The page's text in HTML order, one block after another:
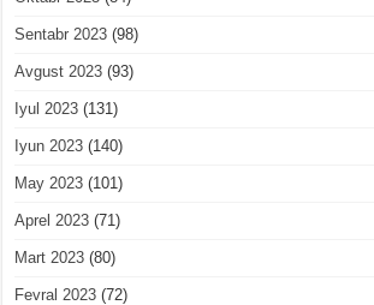
Sentabr 2023 (98)
Avgust 2023 (93)
Iyul 2023 (131)
Iyun 2023 (140)
May 2023 (101)
Aprel 2023 (71)
Mart 2023 (80)
Fevral 2023 (72)